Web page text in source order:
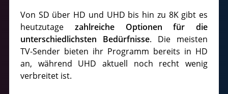
Von SD über HD und UHD bis hin zu 8K gibt es
heutzutage zahlreiche Optionen für die
unterschiedlichsten Bedürfnisse. Die meisten
TV-Sender bieten ihr Programm bereits in HD
an, während UHD aktuell noch recht wenig
verbreitet ist.